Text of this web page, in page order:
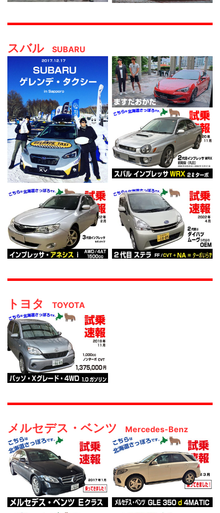
スバル SUBARU
トヨタ TOYOTA
メルセデス・ベンツ Mercedes-Benz